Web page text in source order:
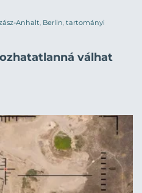
Anhalt Berlin tartományi
válhat